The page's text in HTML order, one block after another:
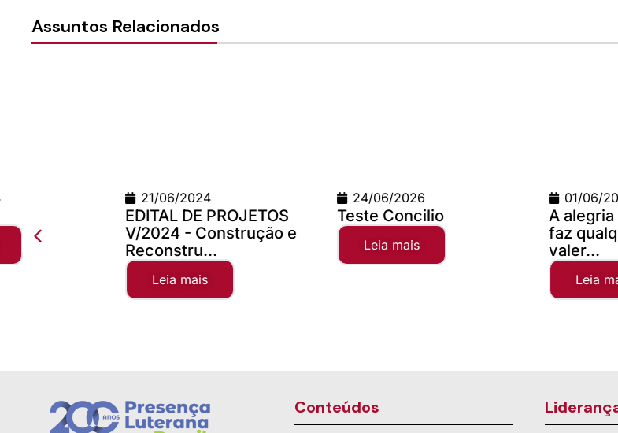
Assuntos Relacionados
EDITAL DE PROJETOS
V/2024 - Construção e
Reconstru...
Teste Concilio
Leia mais
A alegria da comunhão
faz qualquer distância
Conteúdos